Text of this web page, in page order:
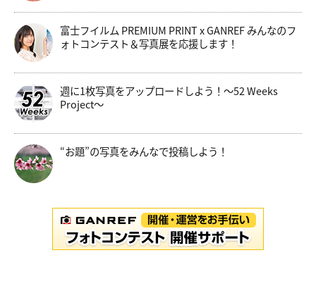
富士フイルム PREMIUM PRINT x GANREF みんなのフ
ォトコンテスト＆写真展を応援します！
週に1枚写真をアップロードしよう！～52 Weeks
Project～
“お題”の写真をみんなで投稿しよう！